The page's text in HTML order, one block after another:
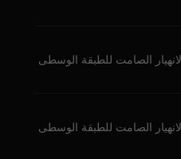
الصامت للطبقة الوسطى
الصامت للطبقة الوسطى